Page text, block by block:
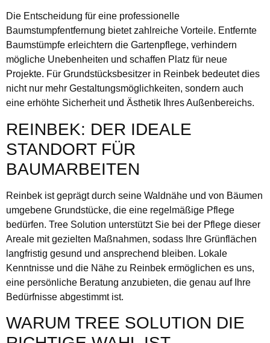
Die Entscheidung für eine professionelle
Baumstumpfentfernung bietet zahlreiche Vorteile. Entfernte
Baumstümpfe erleichtern die Gartenpflege, verhindern
mögliche Unebenheiten und schaffen Platz für neue
Projekte. Für Grundstücksbesitzer in Reinbek bedeutet dies
nicht nur mehr Gestaltungsmöglichkeiten, sondern auch
eine erhöhte Sicherheit und Ästhetik Ihres Außenbereichs.
REINBEK: DER IDEALE
STANDORT FÜR
BAUMARBEITEN
Reinbek ist geprägt durch seine Waldnähe und von Bäumen
umgebene Grundstücke, die eine regelmäßige Pflege
bedürfen. Tree Solution unterstützt Sie bei der Pflege dieser
Areale mit gezielten Maßnahmen, sodass Ihre Grünflächen
langfristig gesund und ansprechend bleiben. Lokale
Kenntnisse und die Nähe zu Reinbek ermöglichen es uns,
eine persönliche Beratung anzubieten, die genau auf Ihre
Bedürfnisse abgestimmt ist.
WARUM TREE SOLUTION DIE